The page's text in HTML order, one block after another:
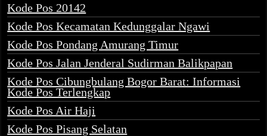
Kode Pos 20142
Kode Pos Kecamatan Kedunggalar Ngawi
Kode Pos Pondang Amurang Timur
Kode Pos Jalan Jenderal Sudirman Balikpapan
Kode Pos Cibungbulang Bogor Barat: Informasi
Kode Pos Terlengkap
Kode Pos Air Haji
Kode Pos Pisang Selatan